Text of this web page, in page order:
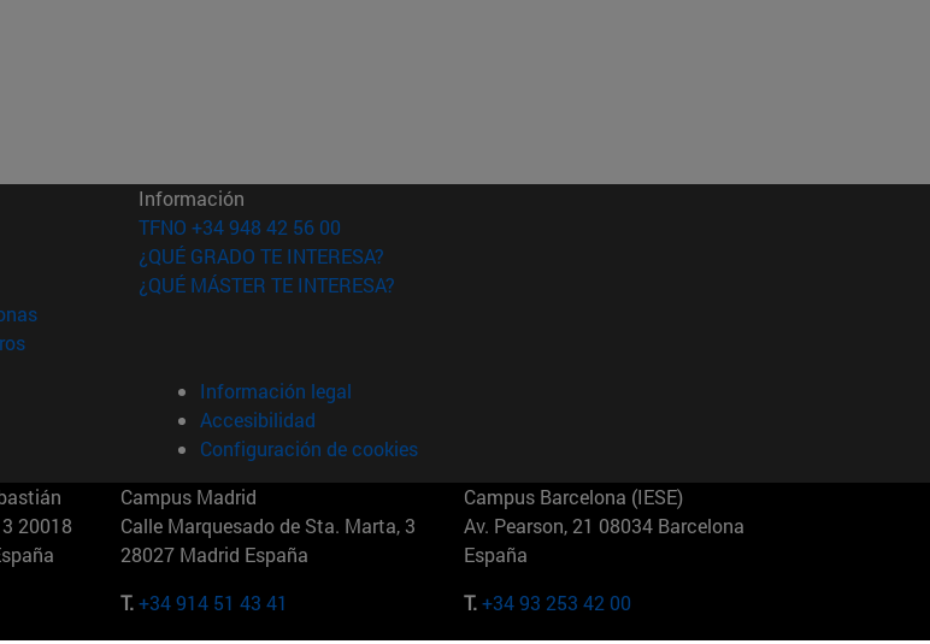
nueva ventana)
ventana)
en nueva ventana)
(abre en nueva ventana)
(abre en nueva ventana)
Información
TFNO +34 948 42 56 00
¿QUÉ GRADO TE INTERESA?
¿QUÉ MÁSTER TE INTERESA?
Información legal
Accesibilidad
Configuración de cookies
20018
Campus Madrid
Calle Marquesado de Sta. Marta, 3
28027 Madrid España
T.+34 914 51 43 41
Campus Barcelona (IESE)
Av. Pearson, 21 08034 Barcelona
España
T.+34 93 253 42 00